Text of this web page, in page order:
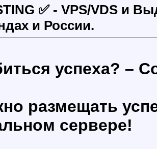
✅ - VPS/VDS и
и России.
успеха? –
размещать
сервере!